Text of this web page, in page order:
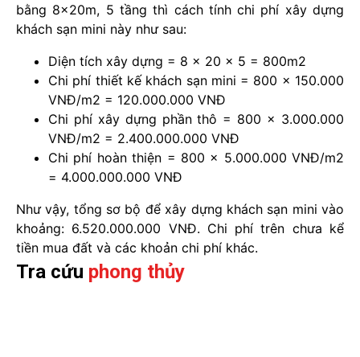
bằng 8x20m, 5 tầng thì cách tính chi phí xây dựng
khách sạn mini này như sau:
Diện tích xây dựng = 8 x 20 x 5 = 800m2
Chi phí thiết kế khách sạn mini = 800 x 150.000
VNĐ/m2 = 120.000.000 VNĐ
Chi phí xây dựng phần thô = 800 x 3.000.000
VNĐ/m2 = 2.400.000.000 VNĐ
Chi phí hoàn thiện = 800 x 5.000.000 VNĐ/m2
= 4.000.000.000 VNĐ
Như vậy, tổng sơ bộ để xây dựng khách sạn mini vào
khoảng: 6.520.000.000 VNĐ. Chi phí trên chưa kể
tiền mua đất và các khoản chi phí khác.
Tra cứu phong thủy